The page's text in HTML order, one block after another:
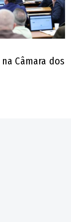
da Silva (PT), do
e por Flávio
(PL), além da
Caiado.
Minha
Câmara dos